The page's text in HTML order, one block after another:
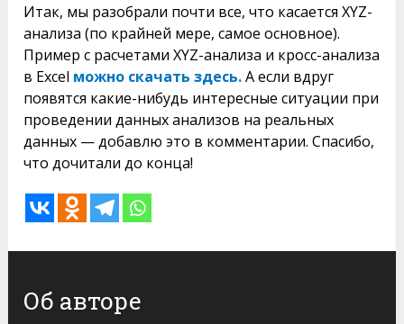
Итак, мы разобрали почти все, что касается XYZ-
анализа (по крайней мере, самое основное).
Пример с расчетами XYZ-анализа и кросс-анализа
в Excel можно скачать здесь.А если вдруг
появятся какие-нибудь интересные ситуации при
проведении данных анализов на реальных
данных — добавлю это в комментарии. Спасибо,
что дочитали до конца!
Об авторе